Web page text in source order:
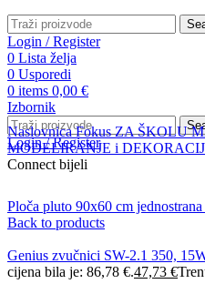
Login / Register
0 Lista želja
0 Usporedi
0 items 0,00 €
Izbornik
Login / Register
NaslovnicaFokusZA ŠKOLU
MODELIRANJE i
Connect bijeli
Ploča pluto 90x60 cm
Back to products
Genius zvučnici SW-2.1 350,
cijena bila je: 86,78 €.47,73 €